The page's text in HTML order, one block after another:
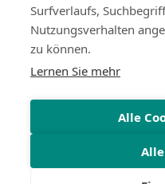
Alle Preise
Surfverlaufs,
Nutzungsverhalten
zu können.
Lernen Sie mehr
Alle